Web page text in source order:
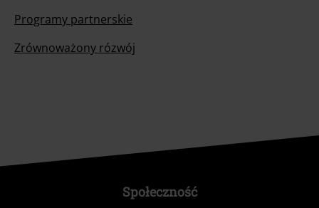
Programy partnerskie
Zrównoważony rózwój
Społeczność